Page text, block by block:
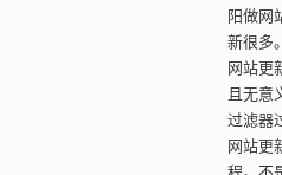
阳做网
新很多。
网站更
且无意
过滤器
网站更